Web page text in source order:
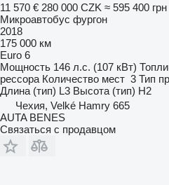
11 570 € 280 000 CZK ≈ 595 400 грн
Микроавтобус фургон
2018
175 000 км
Euro 6
Мощность 146 л.с. (107 кВт)
рессора Количество мест 3 Тип
Длина (тип) L3 Высота (тип) H2
Чехия, Velké Hamry 665
AUTA BENES
Связаться с продавцом